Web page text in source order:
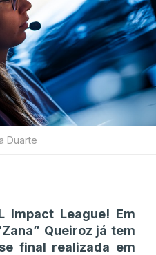
Duarte
Impact League! Em
Queiroz já tem
final realizada em